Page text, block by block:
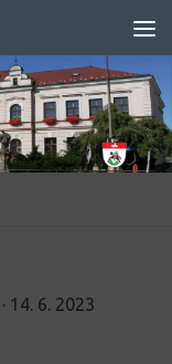
· 14. 6. 2023